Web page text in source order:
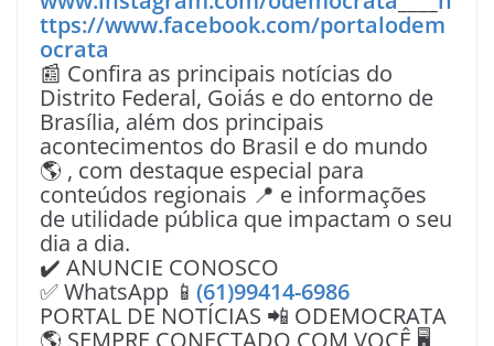
ttps://www.facebook.com/portalodem
ocrata
📰 Confira as principais notícias do
Distrito Federal, Goiás e do entorno de
Brasília, além dos principais
acontecimentos do Brasil e do mundo
🌎 , com destaque especial para
conteúdos regionais 📍 e informações
de utilidade pública que impactam o seu
dia a dia.
✔️ ANUNCIE CONOSCO
✅ WhatsApp 📱 (61)99414-6986
PORTAL DE NOTÍCIAS 📲 ODEMOCRATA
🌎 SEMPRE CONECTADO COM VOÇÊ 🖥️